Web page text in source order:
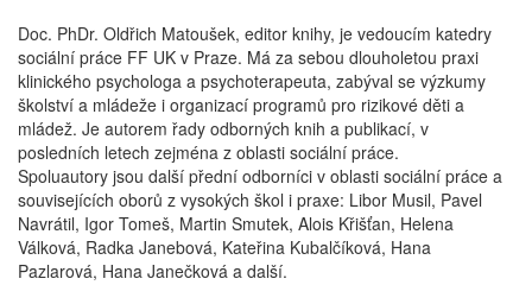
Doc. PhDr. Oldřich Matoušek, editor knihy, je vedoucím katedry
sociální práce FF UK v Praze. Má za sebou dlouholetou praxi
klinického psychologa a psychoterapeuta, zabýval se výzkumy
školství a mládeže i organizací programů pro rizikové děti a
mládež. Je autorem řady odborných knih a publikací, v
posledních letech zejména z oblasti sociální práce.
Spoluautory jsou další přední odborníci v oblasti sociální práce a
souvisejících oborů z vysokých škol i praxe: Libor Musil, Pavel
Navrátil, Igor Tomeš, Martin Smutek, Alois Křišťan, Helena
Válková, Radka Janebová, Kateřina Kubalčíková, Hana
Pazlarová, Hana Janečková a další.